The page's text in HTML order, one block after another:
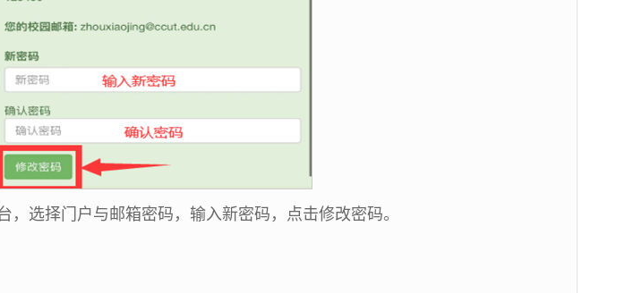
，选择门户与邮箱密码，输入新密码，点击修改密码。